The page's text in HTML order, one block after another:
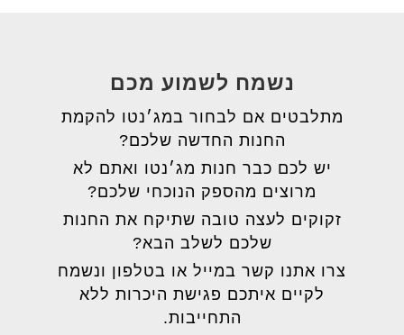
נשמח לשמוע מכם
מתלבטים אם לבחור במג׳נטו להקמת
החנות החדשה שלכם?
יש לכם כבר חנות מג׳נטו ואתם לא
מרוצים מהספק הנוכחי שלכם?
זקוקים לעצה טובה שתיקח את החנות
שלכם לשלב הבא?
צרו אתנו קשר במייל או בטלפון ונשמח
לקיים איתכם פגישת היכרות ללא
התחייבות.